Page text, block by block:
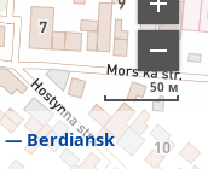
Berdiansk
50 м